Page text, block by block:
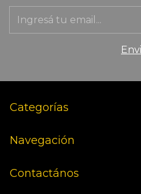
Categorías
Navegación
Contactános